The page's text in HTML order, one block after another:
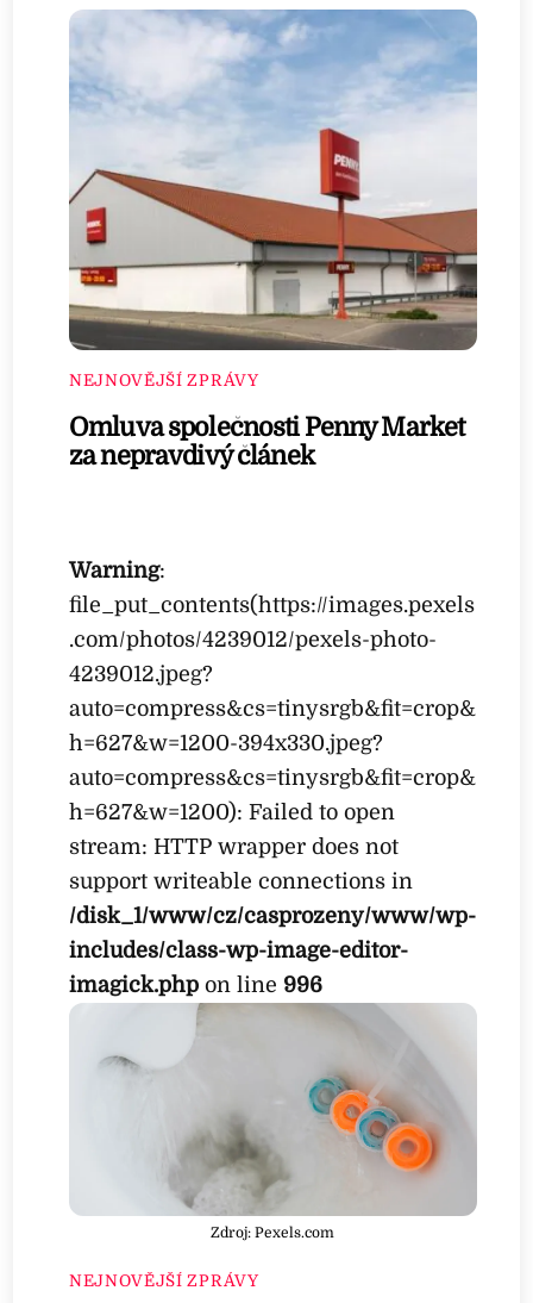
NEJNOVĚJŠÍ ZPRÁVY
Omluva společnosti Penny Market
za nepravdivý článek
Warning:
file_put_contents(https://images.pexels
.com/photos/4239012/pexels-photo-
4239012.jpeg?
auto=compress&cs=tinysrgb&fit=crop&
h=627&w=1200-394x330.jpeg?
auto=compress&cs=tinysrgb&fit=crop&
h=627&w=1200): Failed to open
stream: HTTP wrapper does not
support writeable connections in
/disk_1/www/cz/casprozeny/www/wp-
includes/class-wp-image-editor-
imagick.php on line 996
Zdroj: Pexels.com
NEJNOVĚJŠÍ ZPRÁVY